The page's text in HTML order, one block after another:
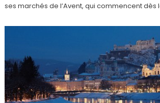
ses marchés de l’Avent, qui commencent dès